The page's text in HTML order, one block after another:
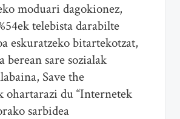
moduari dagokionez,
telebista darabilte
eskuratzeko bitartekotzat,
berean sare sozialak
Save the
ohartarazi du “Internetek
sarbidea